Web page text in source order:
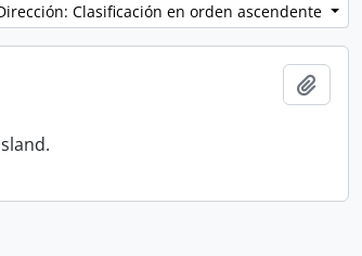
Clasificación en orden ascendente